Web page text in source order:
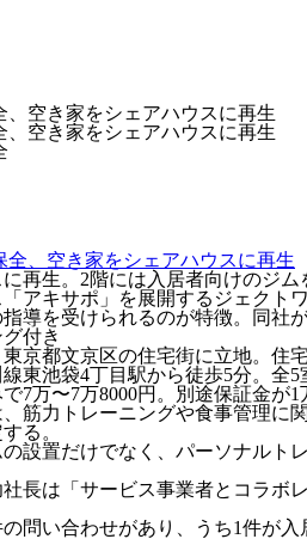
、空き家をシェアハウスに再生
、空き家をシェアハウスに再生
再生。2階には入居者向けのジム
アキサポ」を展開するジェクト
導を受けられるのが特徴。同社
付き
京都文京区の住宅街に立地。住
東池袋4丁目駅から徒歩5分。全5
7万〜7万8000円。別途保証金が1
筋力トレーニングや食事管理に
る。
設置だけでなく、パーソナルト
社長は「サービス事業者とコラボ
問い合わせがあり、うち1件が